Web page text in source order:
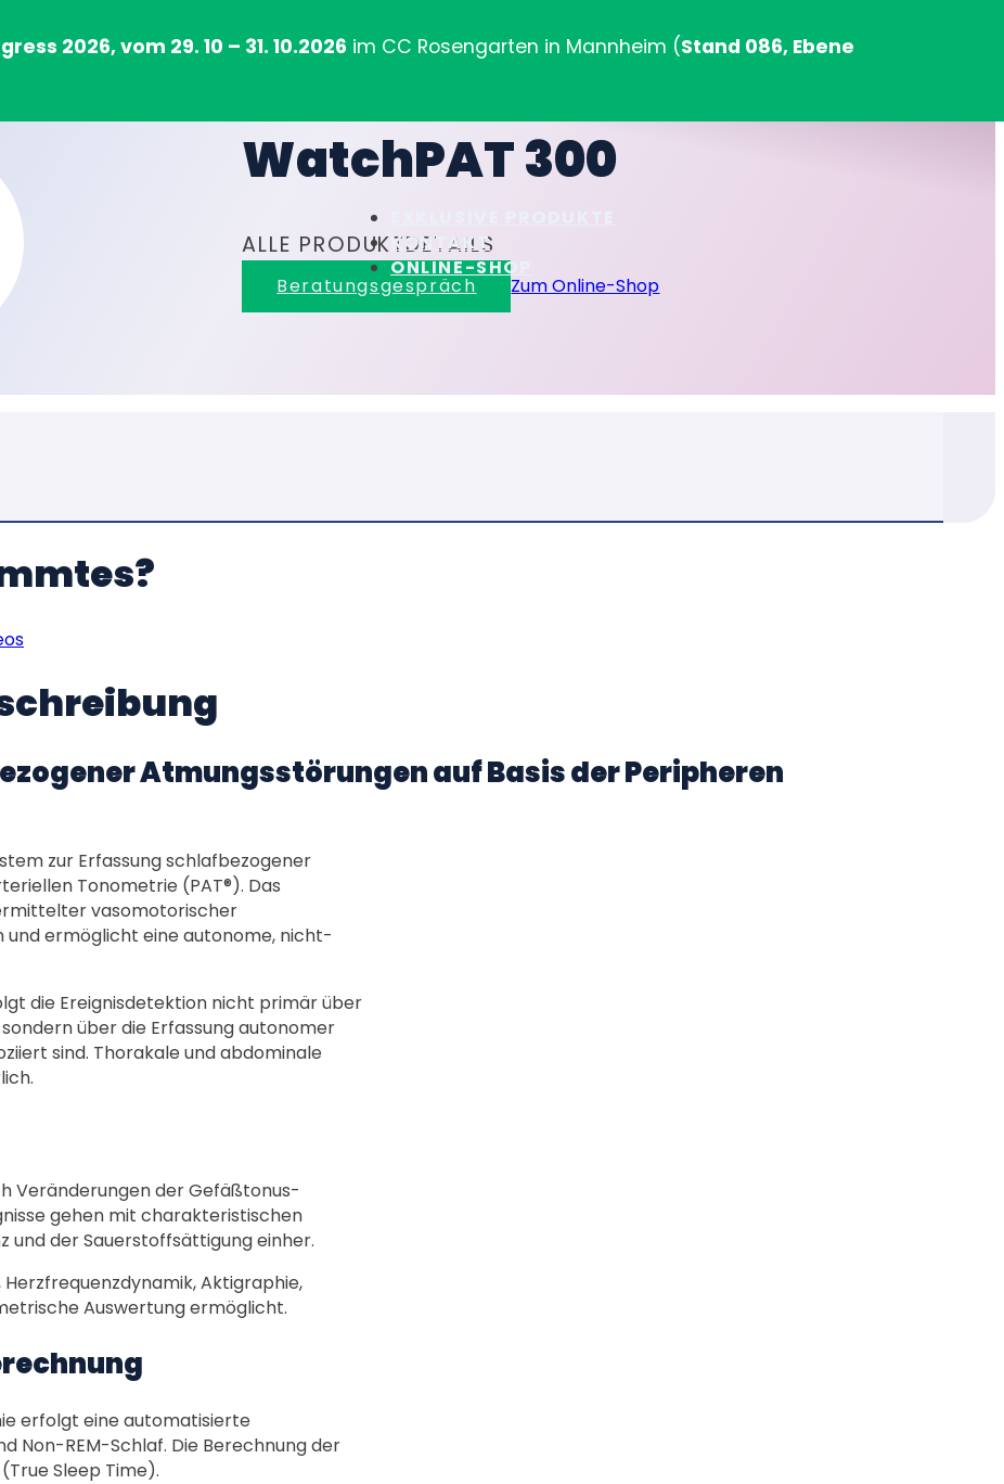
2026, vom 29. 10 – 31. 10.2026 im CC Rosengarten in Mannheim (Stand 086, Ebene
KONTAKT
ONLINE-SHOP
WatchPAT 300
ALLE PRODUKTDETAILS
Beratungsgespräch Zum Online-Shop
Atmungsstörungen auf Basis der Peripheren
zur Erfassung schlafbezogener
Tonometrie (PAT®). Das
vasomotorischer
ermöglicht eine autonome, nicht-
die Ereignisdetektion nicht primär über
über die Erfassung autonomer
sind. Thorakale und abdominale
Veränderungen der Gefäßtonus-
gehen mit charakteristischen
und der Sauerstoffsättigung einher.
Aktigraphie,
Auswertung ermöglicht.
erfolgt eine automatisierte
Non-REM-Schlaf. Die Berechnung der
Sleep Time).